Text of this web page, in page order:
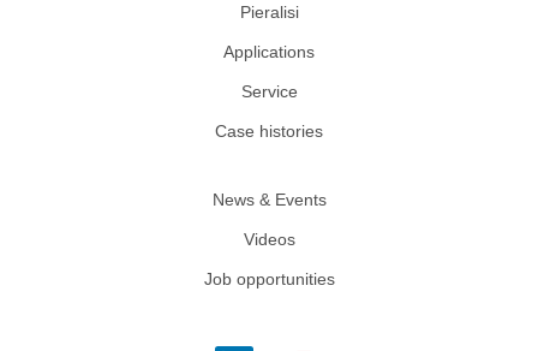
Pieralisi
Applications
Service
Case histories
News & Events
Videos
Job opportunities